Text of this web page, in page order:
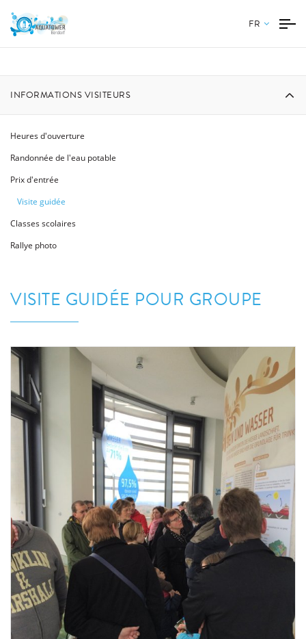
FR
INFORMATIONS VISITEURS
Heures d'ouverture
Randonnée de l'eau potable
Prix d'entrée
Visite guidée
Classes scolaires
Rallye photo
VISITE GUIDÉE POUR GROUPE